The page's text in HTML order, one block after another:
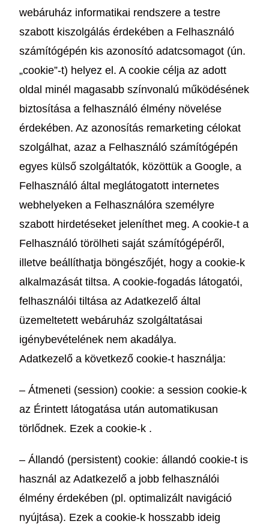
webáruház informatikai rendszere a testre
szabott kiszolgálás érdekében a Felhasználó
számítógépén kis azonosító adatcsomagot (ún.
„cookie”-t) helyez el. A cookie célja az adott
oldal minél magasabb színvonalú működésének
biztosítása a felhasználó élmény növelése
érdekében. Az azonosítás remarketing célokat
szolgálhat, azaz a Felhasználó számítógépén
egyes külső szolgáltatók, közöttük a Google, a
Felhasználó által meglátogatott internetes
webhelyeken a Felhasználóra személyre
szabott hirdetéseket jeleníthet meg. A cookie-t a
Felhasználó törölheti saját számítógépéről,
illetve beállíthatja böngészőjét, hogy a cookie-k
alkalmazását tiltsa. A cookie-fogadás látogatói,
felhasználói tiltása az Adatkezelő által
üzemeltetett webáruház szolgáltatásai
igénybevételének nem akadálya.
Adatkezelő a következő cookie-t használja:
– Átmeneti (session) cookie: a session cookie-k
az Érintett látogatása után automatikusan
törlődnek. Ezek a cookie-k .
– Állandó (persistent) cookie: állandó cookie-t is
használ az Adatkezelő a jobb felhasználói
élmény érdekében (pl. optimalizált navigáció
nyújtása). Ezek a cookie-k hosszabb ideig